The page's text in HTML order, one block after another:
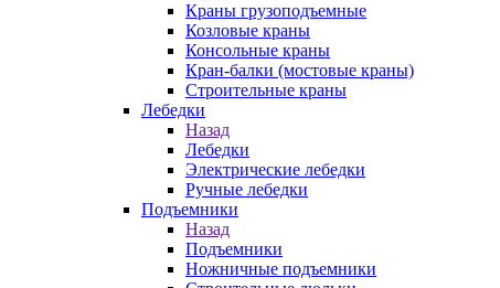
Краны грузоподъемные
Козловые краны
Консольные краны
Кран-балки (мостовые краны)
Строительные краны
Лебедки
Назад
Лебедки
Электрические лебедки
Ручные лебедки
Подъемники
Назад
Подъемники
Ножничные подъемники